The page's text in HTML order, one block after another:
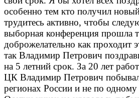
особенно тем кто получил
трудитесь активно, чтобы
выборная конференция прошла
доброжелательно как проходит
так Владимир Петрович
на 5 летний срок. За 20 лет
ЦК Владимир Петрович
регионах России и не по одному